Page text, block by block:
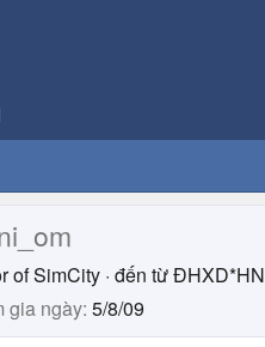
of SimCity · đến từĐHXD*HN
gia ngày 5/8/09